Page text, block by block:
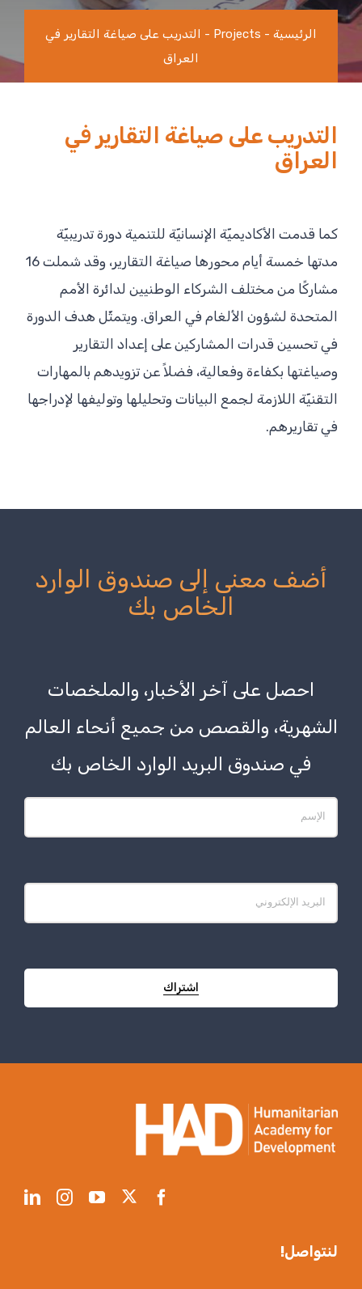
الرئيسية -
Projects
- التدريب على صياغة التقارير في
العراق
التدريب على صياغة التقارير في
العراق
كما قدمت الأكاديميّة الإنسانيّة للتنمية دورة تدريبيّة
مدتها خمسة أيام محورها صياغة التقارير، وقد شملت 16
مشاركًا من مختلف الشركاء الوطنيين لدائرة الأمم
المتحدة لشؤون الألغام في العراق. ويتمثّل هدف الدورة
في تحسين قدرات المشاركين على إعداد التقارير
وصياغتها بكفاءة وفعالية، فضلاً عن تزويدهم بالمهارات
التقنيّة اللازمة لجمع البيانات وتحليلها وتوليفها لإدراجها
في تقاريرهم.
أضف معنى إلى صندوق الوارد
الخاص بك
احصل على آخر الأخبار، والملخصات
الشهرية، والقصص من جميع أنحاء العالم
في صندوق البريد الوارد الخاص بك
اشتراك
لنتواصل!